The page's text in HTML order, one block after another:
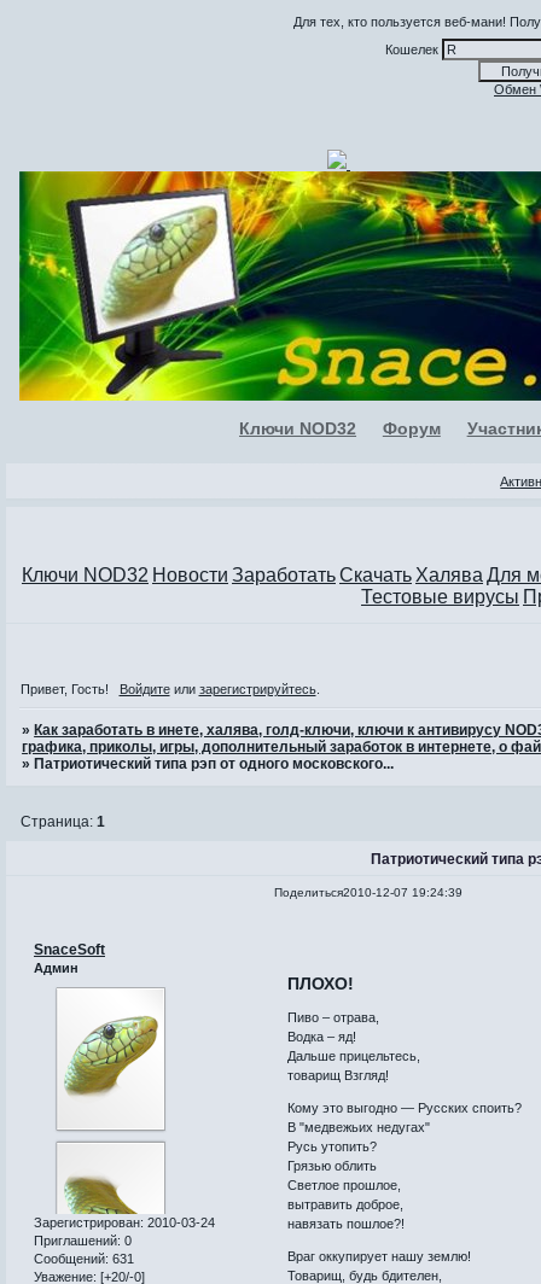
Для тех, кто пользуется веб-мани!
Кошелек
Обмен
Ключи NOD32 Форум
Ключи NOD32 Новости ЗаработатьСкачать Халява Для
Тестовые вирусы
Привет, Гость! Войдитеили зарегистрируйтесь.
» Как заработать в инете, халява, голд-ключи, ключи к антивирусу
графика, приколы, игры, дополнительный заработок в интернете, о
» Патриотический типа рэп от одного московского...
Патриотический типа
Страница:1
Поделиться2010-12-07 19:24:39
SnaceSoft
Админ
Зарегистрирован: 2010-03-24
Приглашений: 0
Сообщений: 631
Уважение: [+20/-0]
ПЛОХО!
Пиво – отрава,
Водка – яд!
Дальше прицельтесь,
товарищ Взгляд!
Кому это выгодно — Русских споить?
В "медвежьих недугах"
Русь утопить?
Грязью облить
Светлое прошлое,
вытравить доброе,
навязать пошлое?!
Враг оккупирует нашу землю!
Товарищ, будь бдителен,